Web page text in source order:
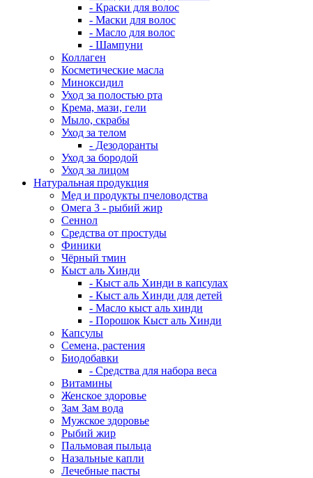
- Краски для волос
- Маски для волос
- Масло для волос
- Шампуни
Коллаген
Косметические масла
Миноксидил
Уход за полостью рта
Крема, мази, гели
Мыло, скрабы
Уход за телом
- Дезодоранты
Уход за бородой
Уход за лицом
Натуральная продукция
Мед и продукты пчеловодства
Омега 3 - рыбий жир
Сеннол
Средства от простуды
Финики
Чёрный тмин
Кыст аль Хинди
- Кыст аль Хинди в капсулах
- Кыст аль Хинди для детей
- Масло кыст аль хинди
- Порошок Кыст аль Хинди
Капсулы
Семена, растения
Биодобавки
- Средства для набора веса
Витамины
Женское здоровье
Зам Зам вода
Мужское здоровье
Рыбий жир
Пальмовая пыльца
Назальные капли
Лечебные пасты